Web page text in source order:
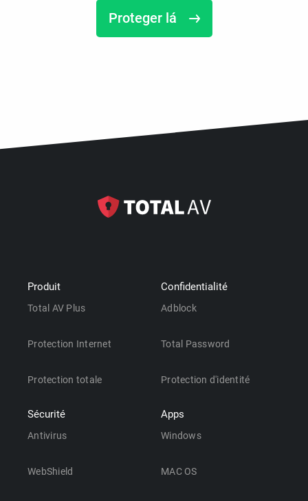
Proteger lá
Produit
Total AV Plus
Protection Internet
Protection totale
Sécurité
Antivirus
WebShield
Confidentialité
Adblock
Total Password
Protection d'identité
Apps
Windows
MAC OS